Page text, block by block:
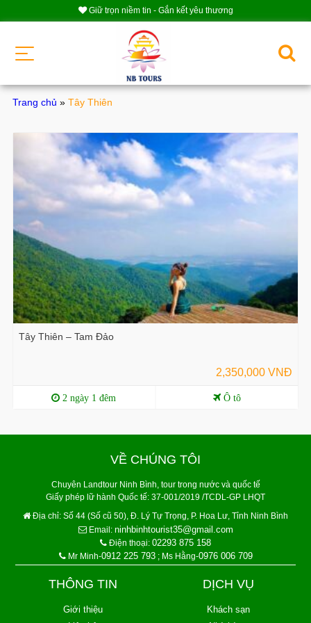
Giữ trọn niềm tin - Gắn kết yêu thương
Trang chủ » Tây Thiên
Tây Thiên – Tam Đảo
2,350,000 VNĐ
2 ngày 1 đêm Ô tô
VỀ CHÚNG TÔI
Chuyên Landtour Ninh Bình, tour trong nước và quốc tế
Giấy phép lữ hành Quốc tế: 37-001/2019 /TCDL-GP LHQT
Địa chỉ: Số 44 (Số cũ 50), Đ. Lý Tự Trọng, P. Hoa Lư, Tỉnh Ninh Bình
Email: ninhbinhtourist35@gmail.com
Điện thoại: 02293 875 158
Mr Minh-0912 225 793; Ms Hằng-0976 006 709
THÔNG TIN
Giới thiệu
DỊCH VỤ
Khách sạn